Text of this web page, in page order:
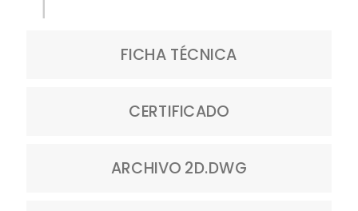
FICHA TÉCNICA
CERTIFICADO
ARCHIVO 2D.DWG